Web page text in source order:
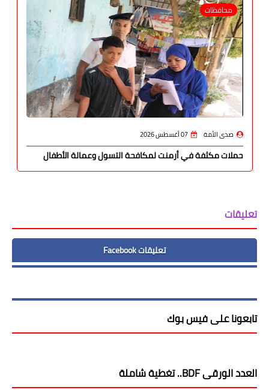
محافظات
صدى الأمة 07 أغسطس 2026
حملات مكثفة في أرمنت لمكافحة التسول وعمالة الأطفال
تعليقات
تعليقات Facebook
تابعونا على فيس بوك
العدد الورقى BDF.. تغطية شاملة